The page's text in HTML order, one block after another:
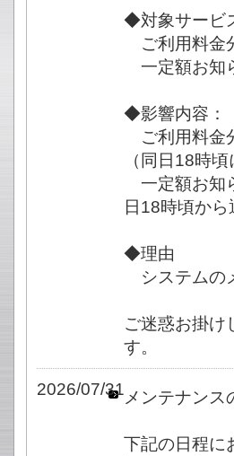
◆対象サービ
ご利用料金
一定額お知
◆影響内容：
ご利用料
（同日18時頃
一定額お知
日18時頃から
◆理由
システムの
ご迷惑お掛け
す。
2026/07/31メンテナンス
下記の日程に